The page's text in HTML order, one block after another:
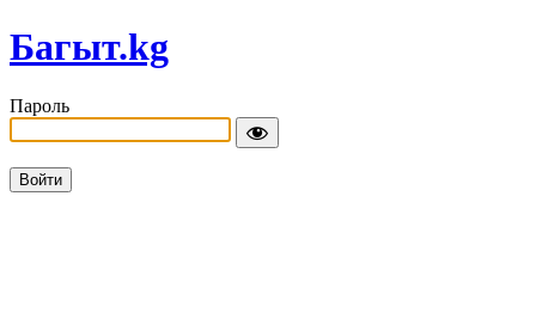
Багыт.kg
Пароль